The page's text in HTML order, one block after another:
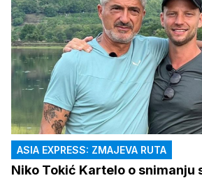
ASIA EXPRESS: ZMAJEVA RUTA
Niko Tokić Kartelo o snimanju